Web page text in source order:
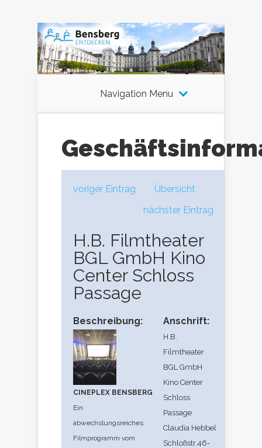
Navigation Menu
voriger Eintrag
Übersicht
nächster Eintrag
H.B. Filmtheater
BGL GmbH Kino
Center Schloss
Passage
Beschreibung:
CINEPLEX BENSBERG
Ein
abwechslungsreiches
Filmprogramm vom
Anschrift:
H.B.
Filmtheater
BGL GmbH
Kino Center
Schloss
Passage
Claudia Hebbel
Schloßstr.46-